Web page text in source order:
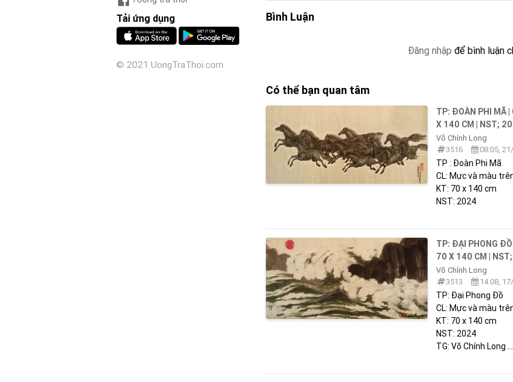
Tải ứng dụng
© 2021 UongTraThoi.com
Bình Luận
Đăng nhập để bình luận
Có thể bạn quan tâm
TP: ĐOÀN PHI MÃ |
X 140 CM | NST;
Võ Chính Long
3516
08:05,
TP : Đoàn Phi Mã
CL: Mực và màu
KT: 70 x 140 cm
NST: 2024
TP: ĐẠI PHONG ĐỒ
70 X 140 CM |
Võ Chính Long
3513
14:08,
TP: Đại Phong Đồ
CL: Mực và màu
KT: 70 x 140 cm
NST: 2024
TG: Võ Chính Long ...